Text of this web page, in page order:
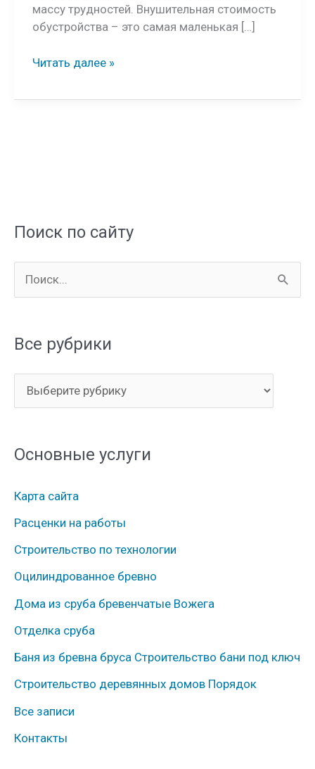
массу трудностей. Внушительная стоимость
обустройства – это самая маленькая […]
Как
электрокамин
Читать далее »
Поиск по сайту
о
с
Все рубрики
с
р
б
р
и
к
и
Основные услуги
Карта сайта
Расценки на работы
Строительство по технологии
Оцилиндрованное бревно
Дома из сруба бревенчатые Вожега
Отделка сруба
Баня из бревна бруса Строительство бани под ключ
Строительство деревянных домов Порядок
Все записи
Контакты